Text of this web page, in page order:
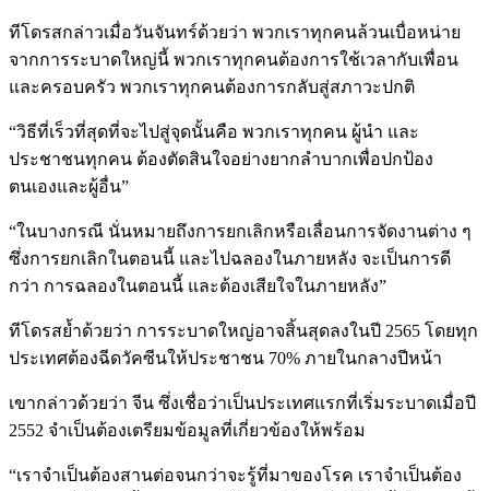
ทีโดรสกล่าวเมื่อวันจันทร์ด้วยว่า พวกเราทุกคนล้วนเบื่อหน่าย
จากการระบาดใหญ่นี้ พวกเราทุกคนต้องการใช้เวลากับเพื่อน
และครอบครัว พวกเราทุกคนต้องการกลับสู่สภาวะปกติ
“วิธีที่เร็วที่สุดที่จะไปสู่จุดนั้นคือ พวกเราทุกคน ผู้นำ และ
ประชาชนทุกคน ต้องตัดสินใจอย่างยากลำบากเพื่อปกป้อง
ตนเองและผู้อื่น”
“ในบางกรณี นั่นหมายถึงการยกเลิกหรือเลื่อนการจัดงานต่าง ๆ
ซึ่งการยกเลิกในตอนนี้ และไปฉลองในภายหลัง จะเป็นการดี
กว่า การฉลองในตอนนี้ และต้องเสียใจในภายหลัง”
ทีโดรสย้ำด้วยว่า การระบาดใหญ่อาจสิ้นสุดลงในปี 2565 โดยทุก
ประเทศต้องฉีดวัคซีนให้ประชาชน 70% ภายในกลางปีหน้า
เขากล่าวด้วยว่า จีน ซึ่งเชื่อว่าเป็นประเทศแรกที่เริ่มระบาดเมื่อปี
2552 จำเป็นต้องเตรียมข้อมูลที่เกี่ยวข้องให้พร้อม
“เราจำเป็นต้องสานต่อจนกว่าจะรู้ที่มาของโรค เราจำเป็นต้อง